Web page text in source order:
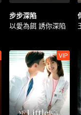
步步深陷
以愛為餌 誘你深陷
VIP